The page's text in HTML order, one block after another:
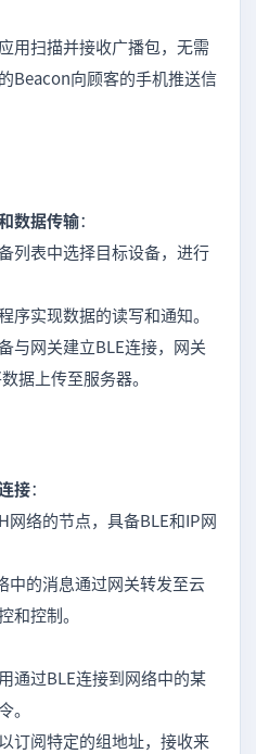
用扫描并接收广播包，无需
Beacon向顾客的手机推送信
数据传输：
列表中选择目标设备，进行
序实现数据的读写和通知。
与网关建立BLE连接，网关
据上传至服务器。
接：
网络的节点，具备BLE和IP网
中的消息通过网关转发至云
和控制。
通过BLE连接到网络中的某
。
订阅特定的组地址，接收来